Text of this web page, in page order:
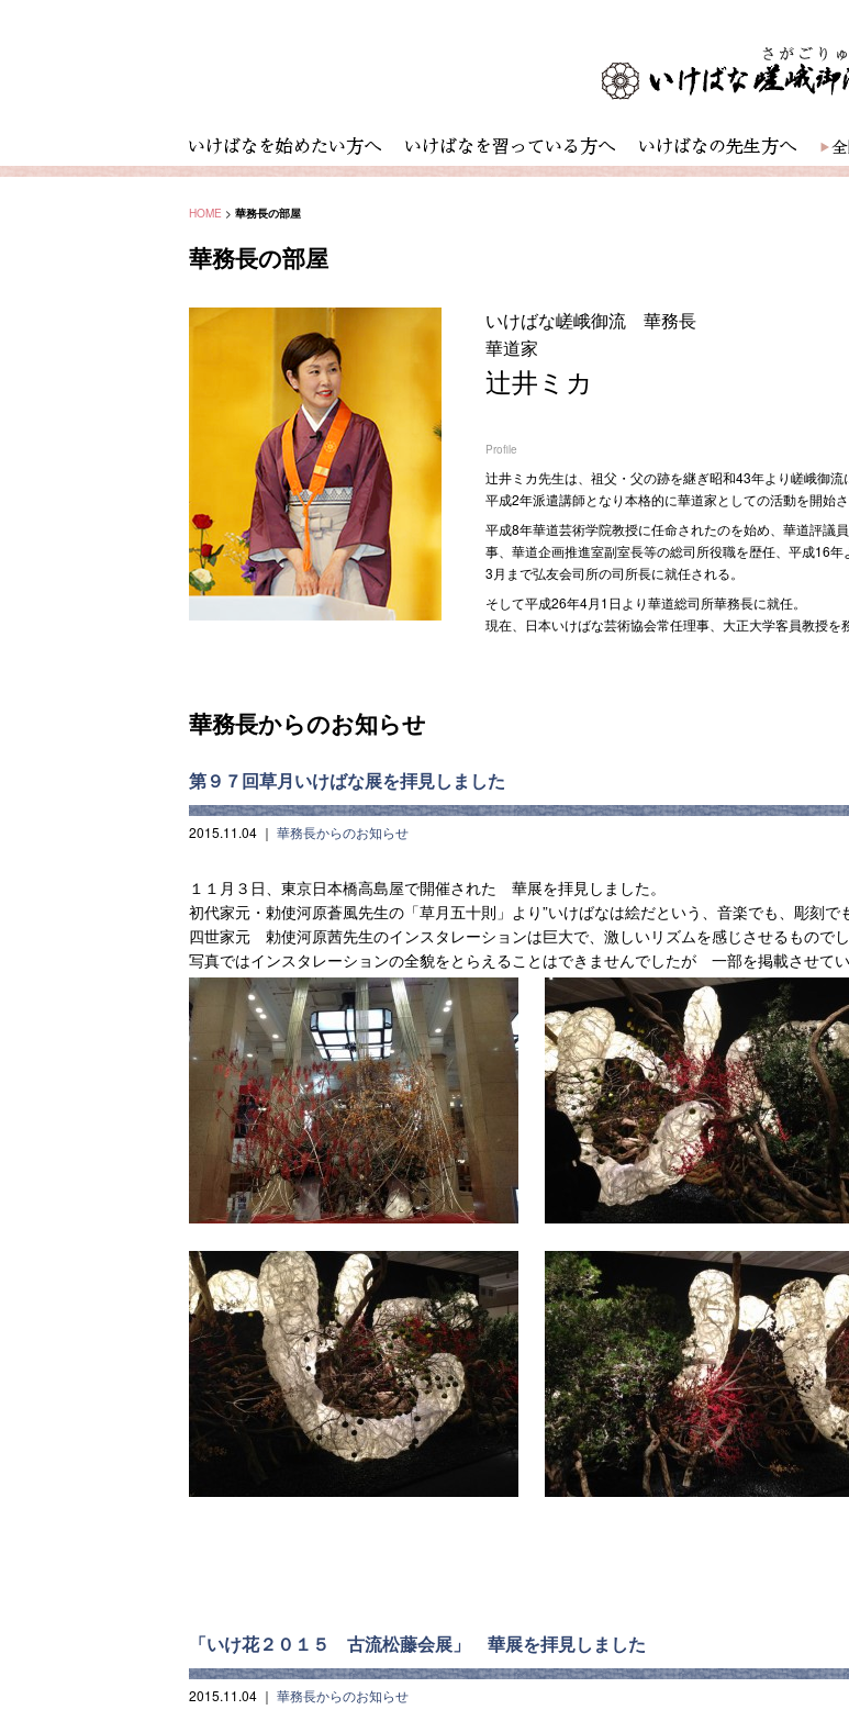
HOME > 華務長の部屋
華務長の部屋
いけばな嵯峨御流 華務長
華道家
辻井ミカ
Profile
辻󠄀井ミカ先生は、祖父・父の跡を継ぎ昭和43年より嵯峨御流
平成2年派遣講師となり本格的に華道家としての活動を開始さ
平成8年華道芸術学院教授に任命されたのを始め、華道評議
事、華道企画推進室副室長等の総司所役職を歴任、平成16年
3月まで弘友会司所の司所長に就任される。
そして平成26年4月1日より華道総司所華務長に就任。
現在、日本いけばな芸術協会常任理事、大正大学客員教授を
華務長からのお知らせ
第９７回草月いけばな展を拝見しました
2015.11.04 ｜ 華務長からのお知らせ
１１月３日、東京日本橋高島屋で開催された 華展を拝見しました。
初代家元・勅使河原蒼風先生の「草月五十則」より”いけばなは絵だという、音楽でも、彫刻で
四世家元 勅使河原茜先生のインスタレーションは巨大で、激しいリズムを感じさせるものでし
写真ではインスタレーションの全貌をとらえることはできませんでしたが 一部を掲載させてい
「いけ花２０１５ 古流松藤会展」 華展を拝見しました
2015.11.04 ｜ 華務長からのお知らせ